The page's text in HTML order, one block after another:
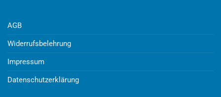
AGB
Widerrufsbelehrung
Impressum
Datenschutzerklärung